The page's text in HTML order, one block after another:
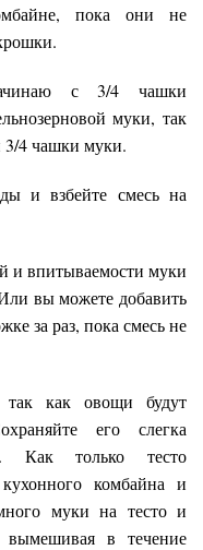
пока они не
с 3/4 чашки
муки, так
3/4 чашки муки.
и взбейте смесь на
и впитываемости муки
вы можете добавить
за раз, пока смесь не
как овощи будут
его слегка
Как только тесто
комбайна и
муки на тесто и
вымешивая в течение